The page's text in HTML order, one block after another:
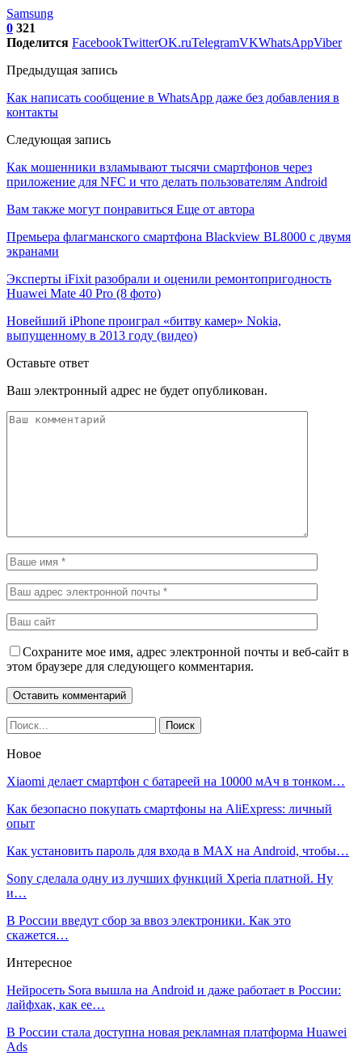
Samsung
0 321
Поделится FacebookTwitterOK.ruTelegramVKWhatsAppViber
Предыдущая запись
Как написать сообщение в WhatsApp даже без добавления в
контакты
Следующая запись
Как мошенники взламывают тысячи смартфонов через
приложение для NFC и что делать пользователям Android
Вам также могут понравиться Еще от автора
Премьера флагманского смартфона Blackview BL8000 с двумя
экранами
Эксперты iFixit разобрали и оценили ремонтопригодность
Huawei Mate 40 Pro (8 фото)
Новейший iPhone проиграл «битву камер» Nokia,
выпущенному в 2013 году (видео)
Оставьте ответ
Ваш электронный адрес не будет опубликован.
Сохраните мое имя, адрес электронной почты и веб-сайт в
этом браузере для следующего комментария.
Новое
Xiaomi делает смартфон с батареей на 10000 мАч в тонком…
Как безопасно покупать смартфоны на AliExpress: личный
опыт
Как установить пароль для входа в MAX на Android, чтобы…
Sony сделала одну из лучших функций Xperia платной. Ну
и…
В России введут сбор за ввоз электроники. Как это
скажется…
Интересное
Нейросеть Sora вышла на Android и даже работает в России:
лайфхак, как ее…
В России стала доступна новая рекламная платформа Huawei
Ads